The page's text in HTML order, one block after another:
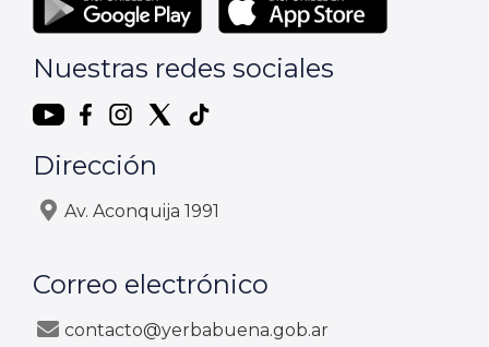
Nuestras redes sociales
Dirección
Av. Aconquija 1991
Correo electrónico
contacto@yerbabuena.gob.ar